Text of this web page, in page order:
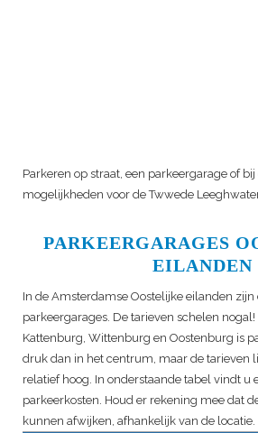
Parkeren op straat, een parkeergarage of bij
mogelijkheden voor deTwwede
PARKEERGARAGES
EILANDEN
In de Amsterdamse Oostelijke eilanden zijn
parkeergarages. De tarieven schelen
Kattenburg, Wittenburg en Oostenburg is
druk dan in het centrum, maar de tarieven
relatief hoog. In onderstaande tabel vindt u
parkeerkosten. Houd er rekening mee dat
kunnen afwijken, afhankelijk van de locatie.